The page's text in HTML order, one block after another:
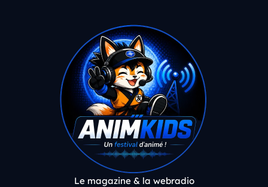
Le magazine & la webradio